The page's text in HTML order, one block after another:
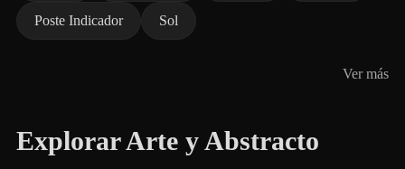
Poste Indicador Sol
Ver más
Explorar Arte y Abstracto